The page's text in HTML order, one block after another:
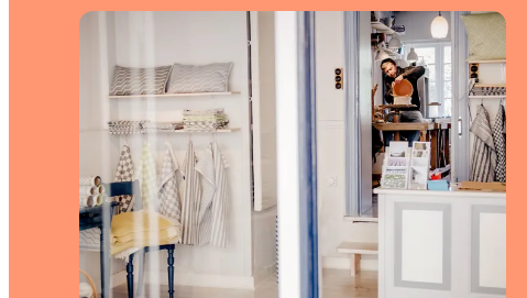
Rudkøbings kunstnerkvarter